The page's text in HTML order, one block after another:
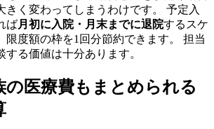
きく変わってしまうわけです。 予定入
ば月初に入院・月末までに退院するスケ
限度額の枠を1回分節約できます。 担当
する価値は十分あります。
の医療費もまとめられる